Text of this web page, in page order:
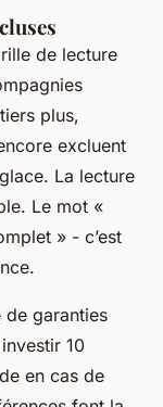
de lecture
plus,
excluent
La lecture
Le mot «
» - c’est
de garanties
10
en cas de